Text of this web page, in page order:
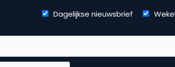
Dagelijkse nieuwsbrief